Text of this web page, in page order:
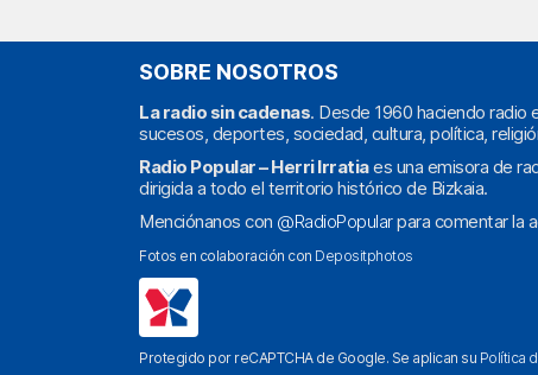
SOBRE NOSOTROS
La radio sin cadenas. Desde 1960 haciendo radio
sucesos, deportes, sociedad, cultura, política,
Radio Popular – Herri Irratiaes una emisora de
dirigida a todo el territorio histórico de Bizkaia.
Menciónanos con @RadioPopularpara comentar la
Fotos en colaboración con Depositphotos
Protegido por reCAPTCHA de Google. Se aplican su Política